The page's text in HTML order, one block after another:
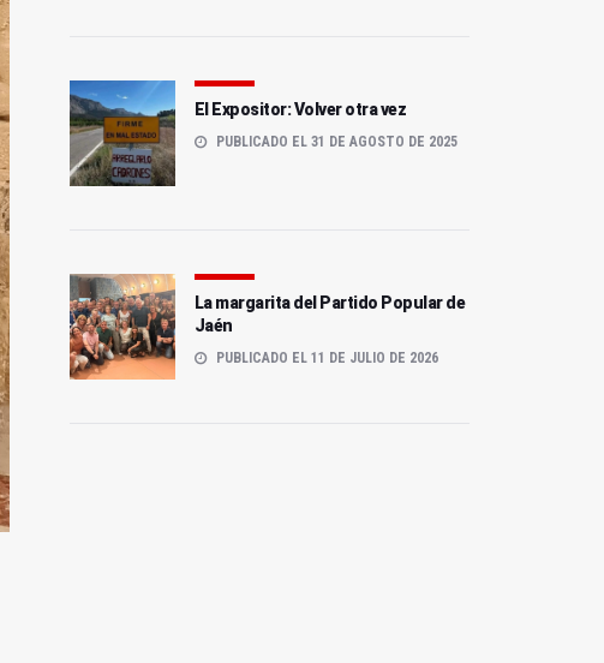
El Expositor: Volver otra vez
PUBLICADO EL 31 DE AGOSTO DE 2025
La margarita del Partido Popular de
Jaén
PUBLICADO EL 11 DE JULIO DE 2026